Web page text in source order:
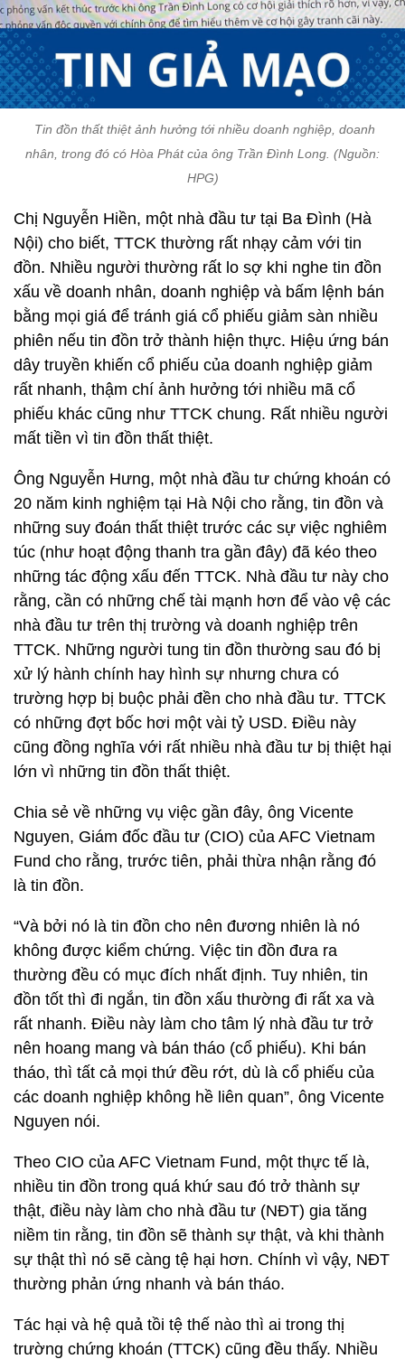
Tin đồn thất thiệt ảnh hưởng tới nhiều doanh nghiệp, doanh
nhân, trong đó có Hòa Phát của ông Trần Đình Long. (Nguồn:
HPG)
Chị Nguyễn Hiền, một nhà đầu tư tại Ba Đình (Hà
Nội) cho biết, TTCK thường rất nhạy cảm với tin
đồn. Nhiều người thường rất lo sợ khi nghe tin đồn
xấu về doanh nhân, doanh nghiệp và bấm lệnh bán
bằng mọi giá để tránh giá cổ phiếu giảm sàn nhiều
phiên nếu tin đồn trở thành hiện thực. Hiệu ứng bán
dây truyền khiến cổ phiếu của doanh nghiệp giảm
rất nhanh, thậm chí ảnh hưởng tới nhiều mã cổ
phiếu khác cũng như TTCK chung. Rất nhiều người
mất tiền vì tin đồn thất thiệt.
Ông Nguyễn Hưng, một nhà đầu tư chứng khoán có
20 năm kinh nghiệm tại Hà Nội cho rằng, tin đồn và
những suy đoán thất thiệt trước các sự việc nghiêm
túc (như hoạt động thanh tra gần đây) đã kéo theo
những tác động xấu đến TTCK. Nhà đầu tư này cho
rằng, cần có những chế tài mạnh hơn để vào vệ các
nhà đầu tư trên thị trường và doanh nghiệp trên
TTCK. Những người tung tin đồn thường sau đó bị
xử lý hành chính hay hình sự nhưng chưa có
trường hợp bị buộc phải đền cho nhà đầu tư. TTCK
có những đợt bốc hơi một vài tỷ USD. Điều này
cũng đồng nghĩa với rất nhiều nhà đầu tư bị thiệt hại
lớn vì những tin đồn thất thiệt.
Chia sẻ về những vụ việc gần đây, ông Vicente
Nguyen, Giám đốc đầu tư (CIO) của AFC Vietnam
Fund cho rằng, trước tiên, phải thừa nhận rằng đó
là tin đồn.
“Và bởi nó là tin đồn cho nên đương nhiên là nó
không được kiểm chứng. Việc tin đồn đưa ra
thường đều có mục đích nhất định. Tuy nhiên, tin
đồn tốt thì đi ngắn, tin đồn xấu thường đi rất xa và
rất nhanh. Điều này làm cho tâm lý nhà đầu tư trở
nên hoang mang và bán tháo (cổ phiếu). Khi bán
tháo, thì tất cả mọi thứ đều rớt, dù là cổ phiếu của
các doanh nghiệp không hề liên quan”, ông Vicente
Nguyen nói.
Theo CIO của AFC Vietnam Fund, một thực tế là,
nhiều tin đồn trong quá khứ sau đó trở thành sự
thật, điều này làm cho nhà đầu tư (NĐT) gia tăng
niềm tin rằng, tin đồn sẽ thành sự thật, và khi thành
sự thật thì nó sẽ càng tệ hại hơn. Chính vì vậy, NĐT
thường phản ứng nhanh và bán tháo.
Tác hại và hệ quả tồi tệ thế nào thì ai trong thị
trường chứng khoán (TTCK) cũng đều thấy. Nhiều